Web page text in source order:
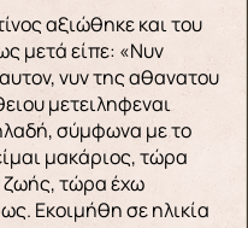
αξιώθηκε και του
μετά είπε: «Νυν
νυν της αθανατου
μετειληφεναι
σύμφωνα με το
μακάριος, τώρα
ζωής, τώρα έχω
Εκοιμήθη σε ηλικία